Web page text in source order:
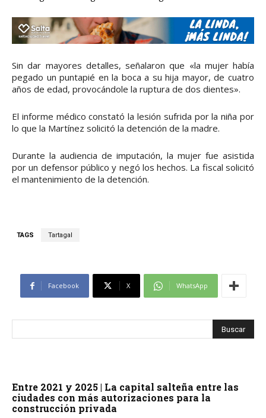
Sin dar mayores detalles, señalaron que «la mujer había
pegado un puntapié en la boca a su hija mayor, de cuatro
años de edad, provocándole la ruptura de dos dientes».
El informe médico constató la lesión sufrida por la niña por
lo que la Martínez solicitó la detención de la madre.
Durante la audiencia de imputación, la mujer fue asistida
por un defensor público y negó los hechos. La fiscal solicitó
el mantenimiento de la detención.
TAGS Tartagal
Facebook X WhatsApp
Entre 2021 y 2025 | La capital salteña entre las
ciudades con más autorizaciones para la
construcción privada